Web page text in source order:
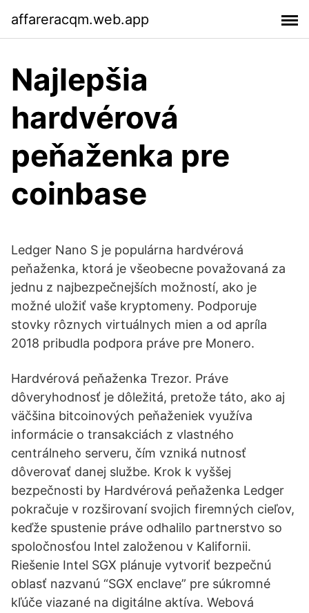
affareracqm.web.app
Najlepšia
hardvérová
peňaženka pre
coinbase
Ledger Nano S je populárna hardvérová
peňaženka, ktorá je všeobecne považovaná za
jednu z najbezpečnejších možností, ako je
možné uložiť vaše kryptomeny. Podporuje
stovky rôznych virtuálnych mien a od apríla
2018 pribudla podpora práve pre Monero.
Hardvérová peňaženka Trezor. Práve
dôveryhodnosť je dôležitá, pretože táto, ako aj
väčšina bitcoinových peňaženiek využíva
informácie o transakciách z vlastného
centrálneho serveru, čím vzniká nutnosť
dôverovať danej službe. Krok k vyššej
bezpečnosti by Hardvérová peňaženka Ledger
pokračuje v rozširovaní svojich firemných cieľov,
keďže spustenie práve odhalilo partnerstvo so
spoločnosťou Intel založenou v Kalifornii.
Riešenie Intel SGX plánuje vytvoriť bezpečnú
oblasť nazvanú “SGX enclave” pre súkromné
kľúče viazané na digitálne aktíva. Webová